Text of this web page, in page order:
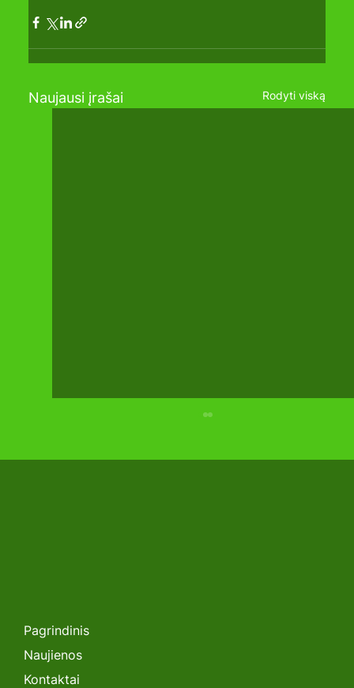
Naujausi įrašai Rodyti viską
pritraukė
Pagrindinis
Naujienos
Kontaktai